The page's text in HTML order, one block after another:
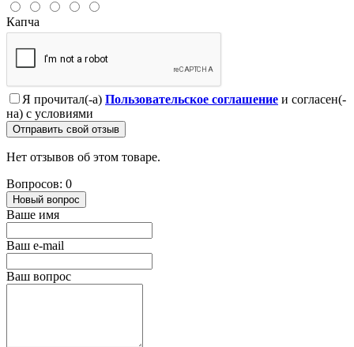
Капча
Я прочитал(-а) Пользовательское соглашение и согласен(-
на) с условиями
Отправить свой отзыв
Нет отзывов об этом товаре.
Вопросов: 0
Новый вопрос
Ваше имя
Ваш e-mail
Ваш вопрос